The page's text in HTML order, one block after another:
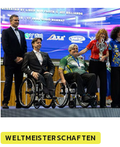
WELTMEISTERSCHAFTEN